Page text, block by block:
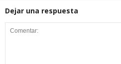
Dejar una respuesta